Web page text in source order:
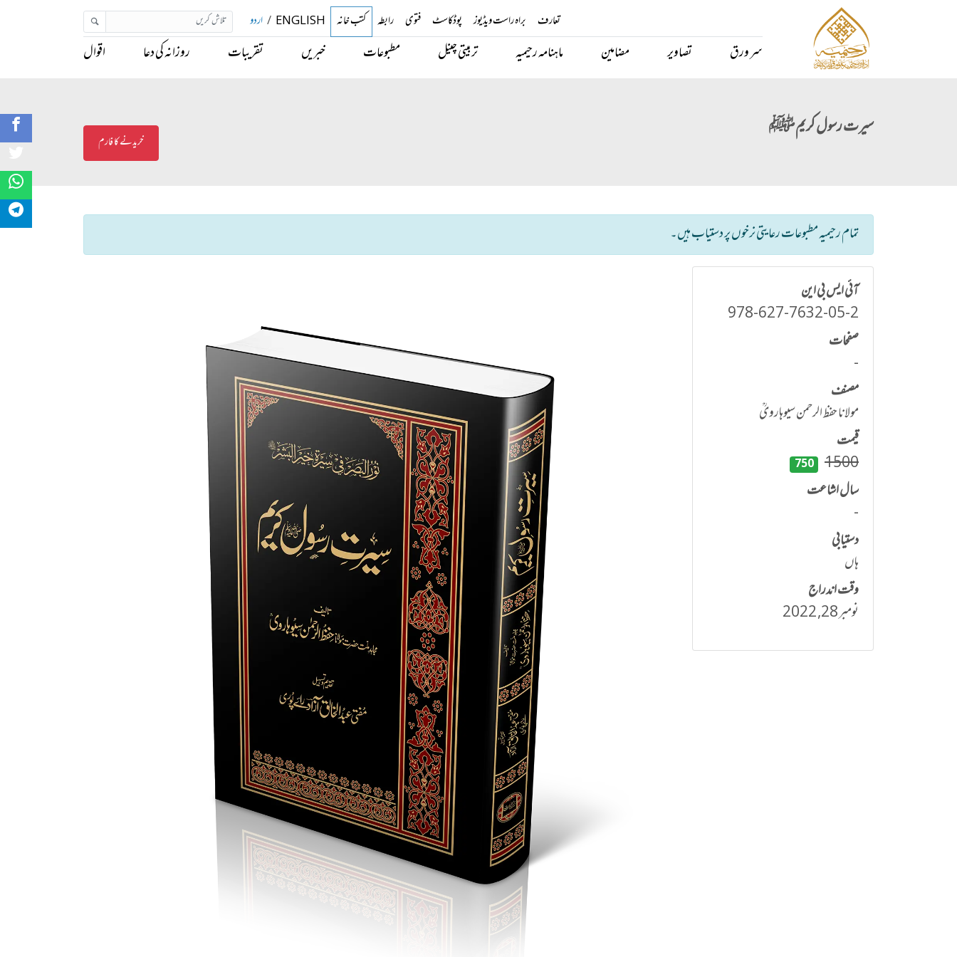
تعارف براہ راست ویڈیوز پوڈکاسٹ فتوی رابطہ کتب خانہ ENGLISH
/ اردو
سر ورق تصاویر مضامین ماہنامہ رحیمیہ تربیتی چینل مطبوعات خبریں تقریبات روزانہ کی دعا اقوال
سیرت رسول کریم ﷺ
خریدنے کا فارم
تمام رحیمیہ مطبوعات رعایتی نرخوں پر دستیاب ہیں۔
آئی ایس بی این
978-627-7632-05-2
صفحات
-
مصنف
مولانا حفظ الرحمن سیوہارویؒ
قیمت
1500
750
سال اشاعت
-
دستیابی
ہاں
وقت اندراج
نومبر 28, 2022